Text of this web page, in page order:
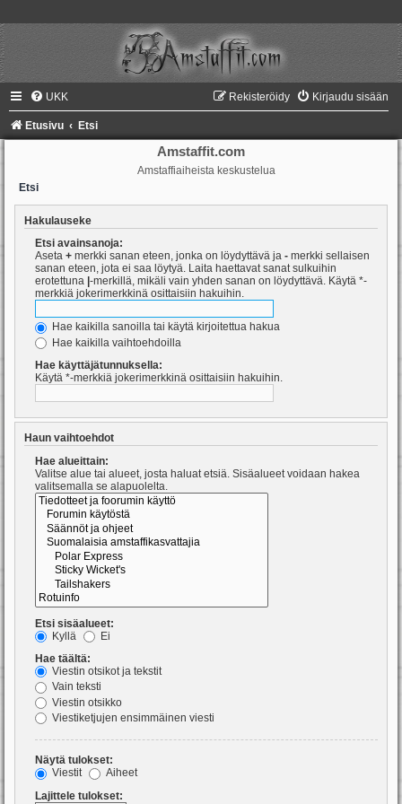
UKK Kirjaudu sisään
Rekisteröidy
Etusivu Etsi
Amstaffit.com
Amstaffiaiheista keskustelua
Etsi
Hakulauseke
Etsi avainsanoja:
Aseta + merkki sanan eteen, jonka on löydyttävä ja - merkki sellaisen
sanan eteen, jota ei saa löytyä. Laita haettavat sanat sulkuihin
erotettuna -merkillä, mikäli vain yhden sanan on löydyttävä. Käytä *-
merkkiä jokerimerkkinä osittaisiin hakuihin.
Hae kaikilla sanoilla tai käytä kirjoitettua hakua
Hae kaikilla vaihtoehdoilla
Hae käyttäjätunnuksella:
Käytä *-merkkiä jokerimerkkinä osittaisiin hakuihin.
Haun vaihtoehdot
Hae alueittain:
Valitse alue tai alueet, josta haluat etsiä. Sisäalueet voidaan hakea
valitsemalla se alapuolelta.
Etsi sisäalueet:
Kyllä
Ei
Hae täältä:
Viestin otsikot ja tekstit
Vain teksti
Viestin otsikko
Viestiketjujen ensimmäinen viesti
Näytä tulokset:
Viestit
Aiheet
Lajittele tulokset: